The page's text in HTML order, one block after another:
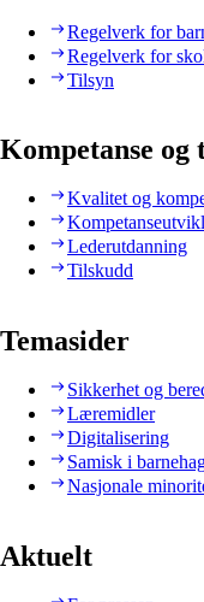
Regelverk for
Regelverk for
Tilsyn
Kompetanse og
Kvalitet og
Lederutdanning
Tilskudd
Temasider
Sikkerhet og
Læremidler
Digitalisering
Samisk i
Nasjonale
Aktuelt